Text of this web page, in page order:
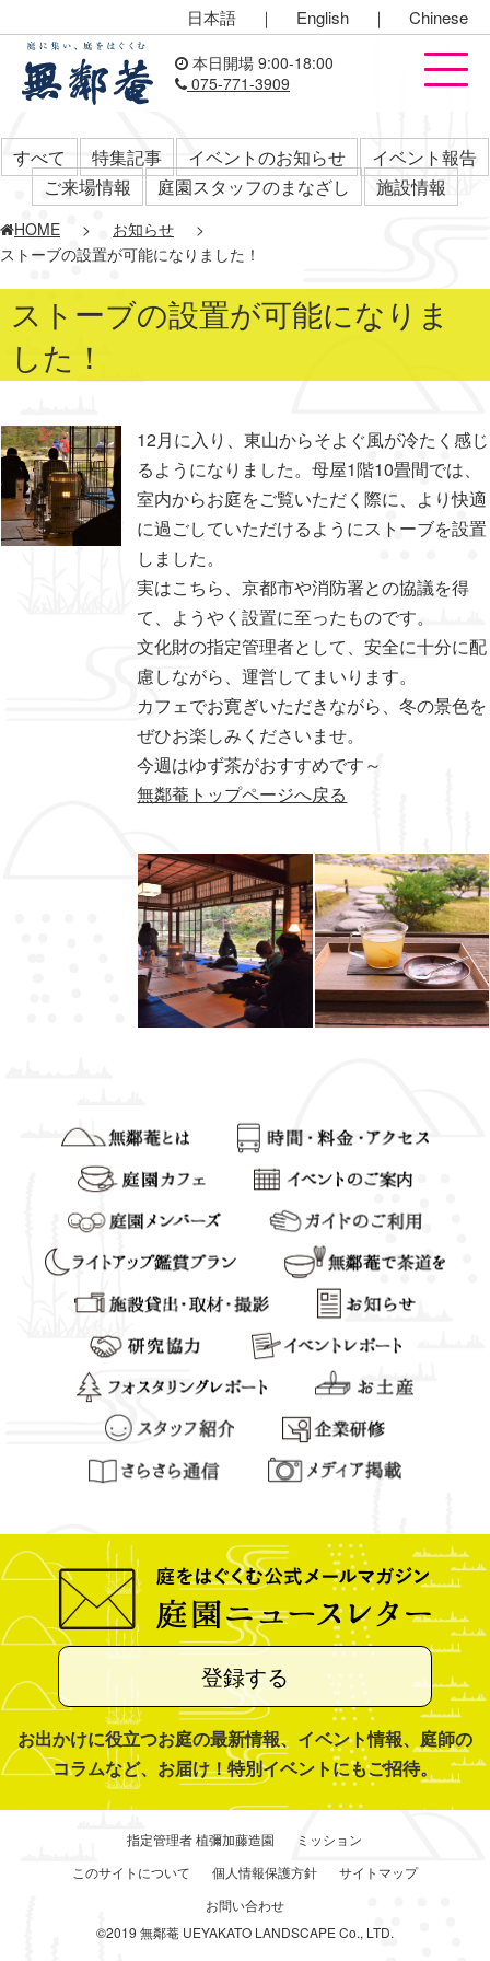
日本語 ｜ English ｜ Chinese
本日開場 9:00-18:00
075-771-3909
すべて 特集記事 イベントのお知らせ
イベント報告
ご来場情報
庭園スタッフのまなざし 施設情報
HOME > お知らせ
>
ストーブの設置が可能になりました！
ストーブの設置が可能になりま
した！
12月に入り、東山からそよぐ風が冷たく感じ
るようになりました。母屋1階10畳間では、
室内からお庭をご覧いただく際に、より快適
に過ごしていただけるようにストーブを設置
しました。
実はこちら、京都市や消防署との協議を得
て、ようやく設置に至ったものです。
文化財の指定管理者として、安全に十分に配
慮しながら、運営してまいります。
カフェでお寛ぎいただきながら、冬の景色を
ぜひお楽しみくださいませ。
今週はゆず茶がおすすめです～
無鄰菴トップページへ戻る
登録する
お出かけに役立つお庭の最新情報、イベント情報、庭師の
コラムなど、お届け！特別イベントにもご招待。
指定管理者 植彌加藤造園
ミッション
このサイトについて
個人情報保護方針
サイトマップ
お問い合わせ
©2019 無鄰菴 UEYAKATO LANDSCAPE Co., LTD.